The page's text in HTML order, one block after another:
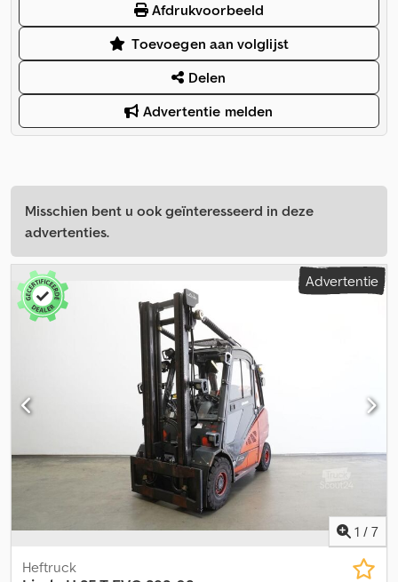
Afdrukvoorbeeld
Toevoegen aan volglijst
Delen
Advertentie melden
Misschien bent u ook geïnteresseerd in deze
advertenties.
Advertentie
1 / 7
Heftruck